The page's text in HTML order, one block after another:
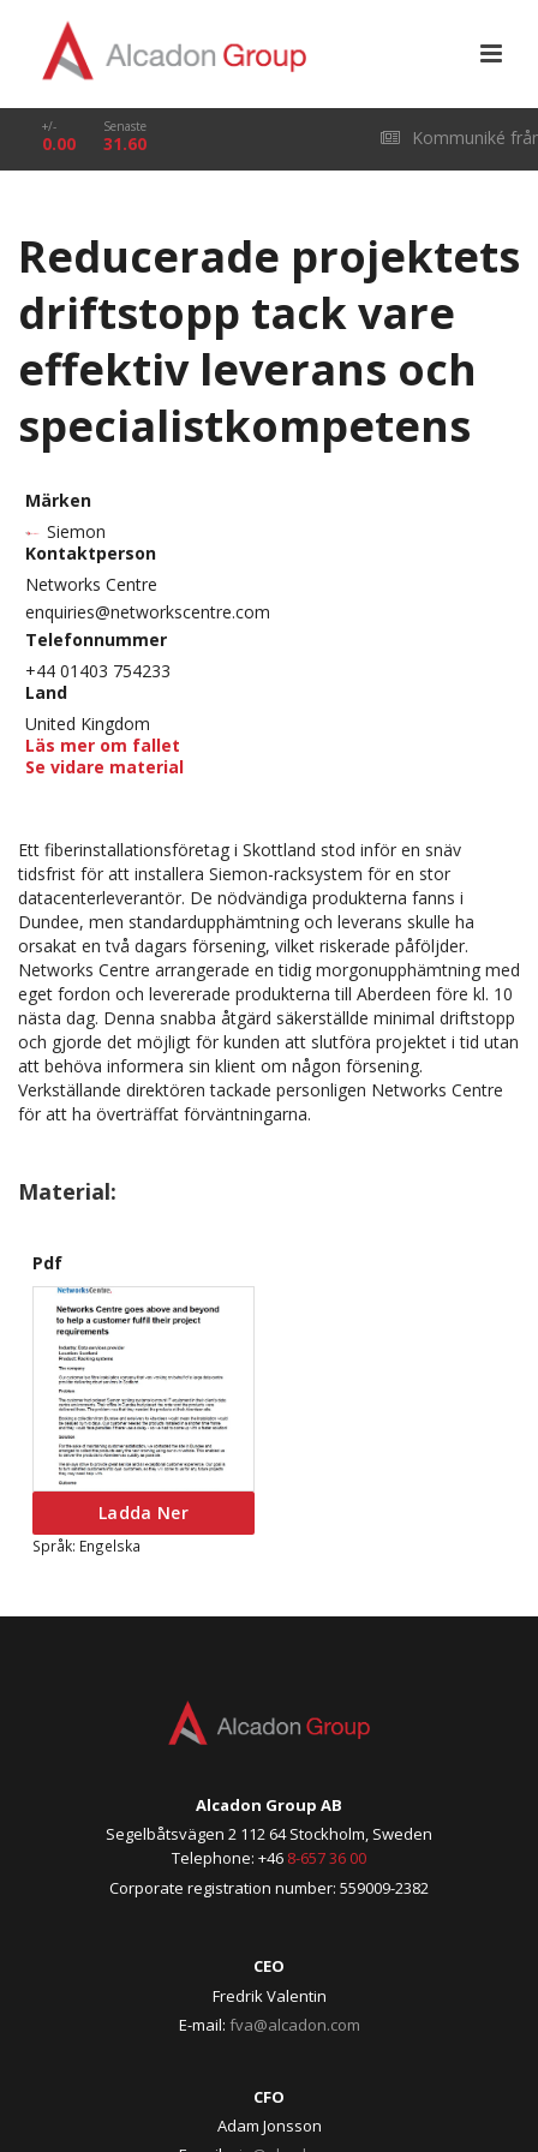
+/-
0.00
Senaste
31.60 Kommuniké
Group AB (publ) den
29 april 2026
Reducerade projektets
driftstopp tack vare
effektiv leverans och
specialistkompetens
Märken
Siemon
Kontaktperson
Networks Centre
enquiries@networkscentre.com
Telefonnummer
+44 01403 754233
Land
United Kingdom
Läs mer om fallet
Se vidare material
Ett fiberinstallationsföretag i Skottland stod inför en snäv
tidsfrist för att installera Siemon-racksystem för en stor
datacenterleverantör. De nödvändiga produkterna fanns i
Dundee, men standardupphämtning och leverans skulle ha
orsakat en två dagars försening, vilket riskerade påföljder.
Networks Centre arrangerade en tidig morgonupphämtning med
eget fordon och levererade produkterna till Aberdeen före kl. 10
nästa dag. Denna snabba åtgärd säkerställde minimal driftstopp
och gjorde det möjligt för kunden att slutföra projektet i tid utan
att behöva informera sin klient om någon försening.
Verkställande direktören tackade personligen Networks Centre
för att ha överträffat förväntningarna.
Material:
Pdf
Ladda Ner
Språk: Engelska
Alcadon Group AB
Segelbåtsvägen 2 112 64 Stockholm, Sweden
Telephone: +46 8-657 36 00
Corporate registration number: 559009-2382
CEO
Fredrik Valentin
E-mail: fva@alcadon.com
CFO
Adam Jonsson